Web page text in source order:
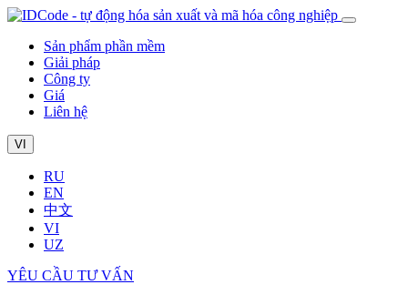
Sản phẩm phần mềm
Giải pháp
Công ty
Giá
Liên hệ
VI
RU
EN
中文
VI
UZ
YÊU CẦU TƯ VẤN